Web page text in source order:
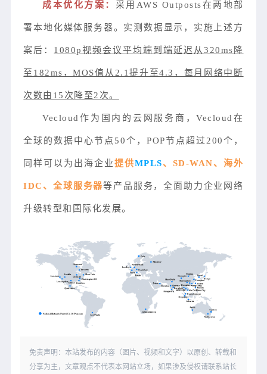
成本优化方案： 采用AWS Outposts在两地部
署本地化媒体服务器。实测数据显示，实施上述方
案后： 1080p视频会议平均端到端延迟从320ms降
至182ms，MOS值从2.1提升至4.3，每月网络中断
次数由15次降至2次。
Vecloud作为国内的云网服务商，Vecloud在
全球的数据中心节点50个，POP节点超过200个，
同样可以为出海企业提供MPLS、SD-WAN、海外
IDC、全球服务器等产品服务，全面助力企业网络
升级转型和国际化发展。
免责声明：本站发布的内容（图片、视频和文字）以原创、转载和
分享为主，文章观点不代表本网站立场，如果涉及侵权请联系站长